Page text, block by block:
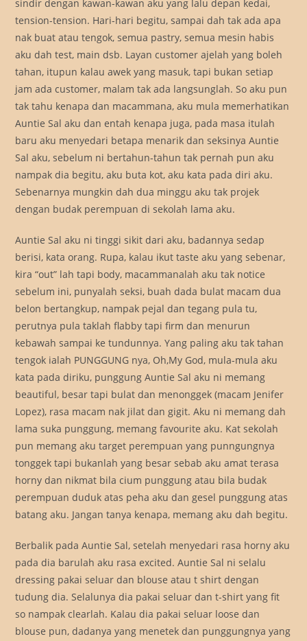
sindir dengan kawan-kawan aku yang lalu depan kedai,
tension-tension. Hari-hari begitu, sampai dah tak ada apa
nak buat atau tengok, semua pastry, semua mesin habis
aku dah test, main dsb. Layan customer ajelah yang boleh
tahan, itupun kalau awek yang masuk, tapi bukan setiap
jam ada customer, malam tak ada langsunglah. So aku pun
tak tahu kenapa dan macammana, aku mula memerhatikan
Auntie Sal aku dan entah kenapa juga, pada masa itulah
baru aku menyedari betapa menarik dan seksinya Auntie
Sal aku, sebelum ni bertahun-tahun tak pernah pun aku
nampak dia begitu, aku buta kot, aku kata pada diri aku.
Sebenarnya mungkin dah dua minggu aku tak projek
dengan budak perempuan di sekolah lama aku.
Auntie Sal aku ni tinggi sikit dari aku, badannya sedap
berisi, kata orang. Rupa, kalau ikut taste aku yang sebenar,
kira “out” lah tapi body, macammanalah aku tak notice
sebelum ini, punyalah seksi, buah dada bulat macam dua
belon bertangkup, nampak pejal dan tegang pula tu,
perutnya pula taklah flabby tapi firm dan menurun
kebawah sampai ke tundunnya. Yang paling aku tak tahan
tengok ialah PUNGGUNG nya, Oh,My God, mula-mula aku
kata pada diriku, punggung Auntie Sal aku ni memang
beautiful, besar tapi bulat dan menonggek (macam Jenifer
Lopez), rasa macam nak jilat dan gigit. Aku ni memang dah
lama suka punggung, memang favourite aku. Kat sekolah
pun memang aku target perempuan yang punngungnya
tonggek tapi bukanlah yang besar sebab aku amat terasa
horny dan nikmat bila cium punggung atau bila budak
perempuan duduk atas peha aku dan gesel punggung atas
batang aku. Jangan tanya kenapa, memang aku dah begitu.
Berbalik pada Auntie Sal, setelah menyedari rasa horny aku
pada dia barulah aku rasa excited. Auntie Sal ni selalu
dressing pakai seluar dan blouse atau t shirt dengan
tudung dia. Selalunya dia pakai seluar dan t-shirt yang fit
so nampak clearlah. Kalau dia pakai seluar loose dan
blouse pun, dadanya yang menetek dan punggungnya yang